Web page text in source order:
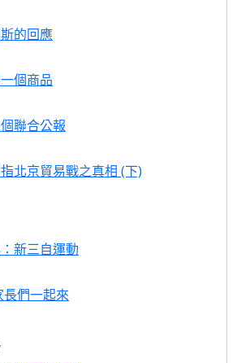
的回應
個商品
聯合公報
北京貿易戰之真相 (下)
新三自運動
們一起來